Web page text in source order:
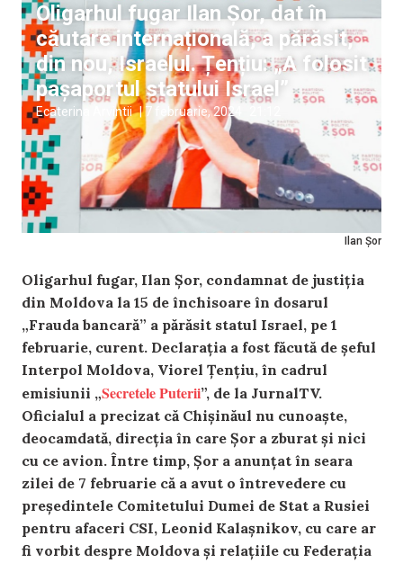
Ilan Șor
Oligarhul fugar Ilan Șor, dat în
căutare internațională, a părăsit,
din nou, Israelul. Țențiu: „A folosit
pașaportul statului Israel”
Ecaterina Arvintii | 7 februarie, 2024
Oligarhul fugar, Ilan Șor, condamnat de justiția
din Moldova la 15 de închisoare în dosarul
„Frauda bancară” a părăsit statul Israel, pe 1
februarie, curent. Declarația a fost făcută de șeful
Interpol Moldova, Viorel Țențiu, în cadrul
emisiunii „Secretele Puterii”, de la JurnalTV.
Oficialul a precizat că Chișinăul nu cunoaște,
deocamdată, direcția în care Șor a zburat și nici
cu ce avion. Între timp, Șor a anunțat în seara
zilei de 7 februarie că a avut o întrevedere cu
președintele Comitetului Dumei de Stat a Rusiei
pentru afaceri CSI, Leonid Kalașnikov, cu care ar
fi vorbit despre Moldova și relațiile cu Federația